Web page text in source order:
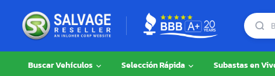
Buscar Vehículos Selección Rápida Subastas en